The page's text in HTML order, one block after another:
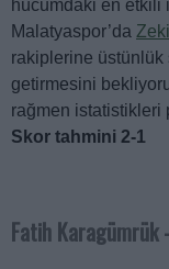
hücumdaki en etkili
Malatyaspor’da
rakiplerine üstünlük
getirmesini
rağmen istatistikleri
Skor tahmini 2-1
Fatih